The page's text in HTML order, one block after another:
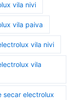
vila nivi
vila paiva
vila nivi
vila
secar electrolux